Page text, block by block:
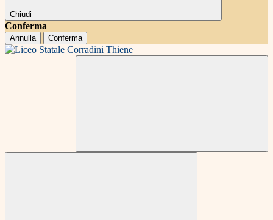
Chiudi
Conferma
Annulla Conferma